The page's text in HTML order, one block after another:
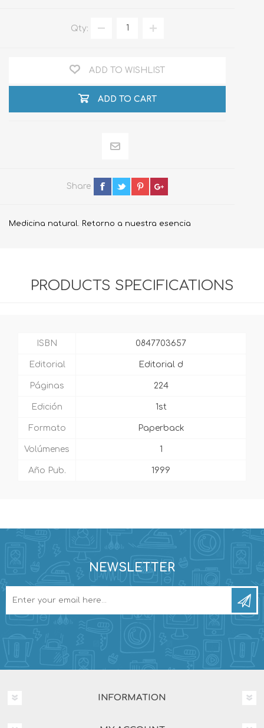
Qty:
ADD TO WISHLIST
ADD TO CART
Share
Medicina natural. Retorno a nuestra esencia
PRODUCTS SPECIFICATIONS
ISBN 0847703657
Editorial Editorial d
Páginas 224
Edición 1st
Formato Paperback
Volúmenes 1
Año Pub. 1999
NEWSLETTER
INFORMATION